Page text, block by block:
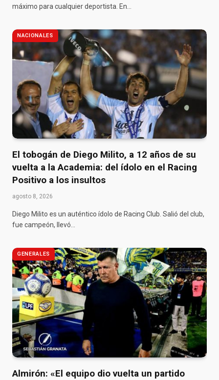
máximo para cualquier deportista. En…
NACIONALES
El tobogán de Diego Milito, a 12 años de su
vuelta a la Academia: del ídolo en el Racing
Positivo a los insultos
agosto 8, 2026
Diego Milito es un auténtico ídolo de Racing Club. Salió del club,
fue campeón, llevó…
GENERALES
Almirón: «El equipo dio vuelta un partido